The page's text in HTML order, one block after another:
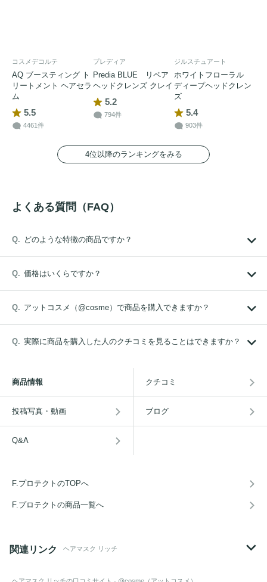
コスメデコルテ
AQ ブースティング ト
リートメント ヘアセラ
ム
5.5
4461件
プレディア
Predia BLUE リペア
ヘッドクレンズ クレイ
5.2
794件
ジルスチュアート
ホワイトフローラル
ディープヘッドクレン
ズ
5.4
903件
4位以降のランキングをみる
よくある質問（FAQ）
どのような特徴の商品ですか？
価格はいくらですか？
アットコスメ（@cosme）で商品を購入できますか？
実際に商品を購入した人のクチコミを見ることはできますか？
商品情報 クチコミ
投稿写真・動画 ブログ
Q&A
F.プロテクトのTOPへ
F.プロテクトの商品一覧へ
関連リンク ヘアマスク リッチ